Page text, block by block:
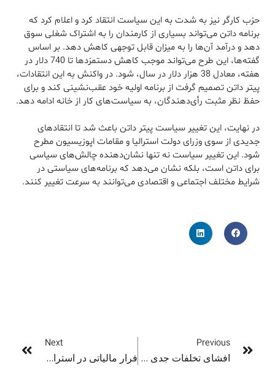
حزب کارگر نیز به شدت به این سیاست انتقاد کرد و اعلام کرد که
برنامه داتن می‌تواند بسیاری از کارمندان را به اشتراک شغلی سوق
دهد و درآمد آن‌ها را به میزان قابل توجهی کاهش دهد. بر اساس
گفته‌ها، این طرح می‌تواند موجب کاهش دستمزدها تا 740 دلار در
هفته، معادل 38 هزار دلار در سال، شود. در واکنش به این انتقادات،
پیتر داتن تصمیم گرفت از برنامه اولیه خود عقب‌نشینی کند و برای
حفظ نظر مثبت رأی‌دهندگان، به سیاست‌های کار از خانه ادامه دهد.
در نهایت، این تغییر سیاست پیتر داتن باعث شد تا انتقادهای
جدیدی از سوی وزرای دولت استرالیا و مقامات اپوزیسیون مطرح
شود. این تغییر سیاست نه تنها نشان‌دهنده چالش‌های سیاسی
برای داتن است، بلکه نشان می‌دهد که برنامه‌های سیاستی در
شرایط مختلف اجتماعی و اقتصادی می‌توانند به سرعت تغییر کنند.
Previous
افشای تخلفات جدی در مراکز چایدکیر استرالیا از آزار کودکان تا فساد مالی!
Next
فرار مالیاتی در استرالیا با ساخت رسیدهای جعلی توسط چت جی پی تی